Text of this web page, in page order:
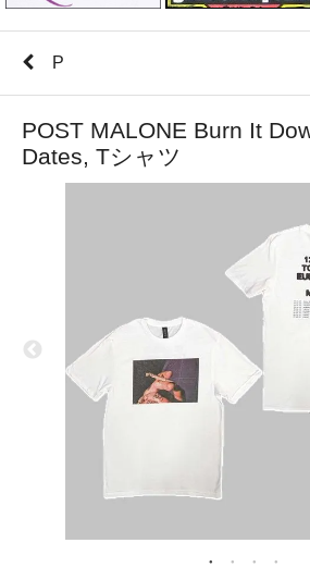
P
POST MALONE Burn It
Dates, Tシャツ